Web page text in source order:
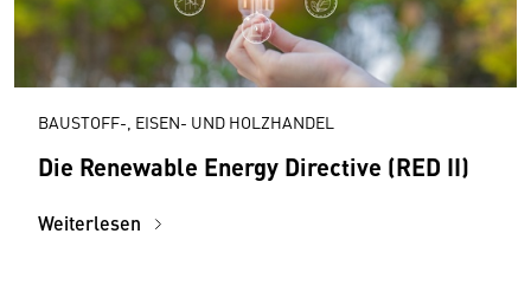
BAUSTOFF-, EISEN- UND HOLZHANDEL
Die Renewable Energy Directive (RED II)
Weiterlesen